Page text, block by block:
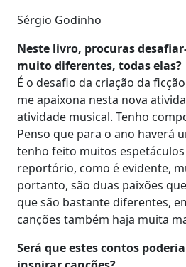
Sérgio Godinho
Neste livro, procuras
muito diferentes, todas elas?
É o desafio da criação da
me apaixona nesta nova
atividade musical. Tenho
Penso que para o ano haverá
tenho feito muitos
reportório, como é evidente,
portanto, são duas paixões
que são bastante diferentes,
canções também haja muita
Será que estes contos